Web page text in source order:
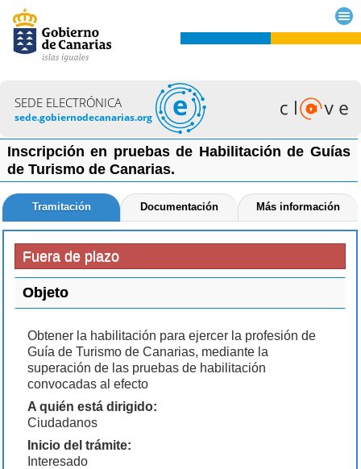
SEDE ELECTRÓNICA
sede.gobiernodecanarias.org
Inscripción en pruebas de Habilitación de Guías
de Turismo de Canarias.
Tramitación Documentación Más información
Fuera de plazo
Objeto
Obtener la habilitación para ejercer la profesión de
Guía de Turismo de Canarias, mediante la
superación de las pruebas de habilitación
convocadas al efecto
A quién está dirigido:
Ciudadanos
Inicio del trámite:
Interesado